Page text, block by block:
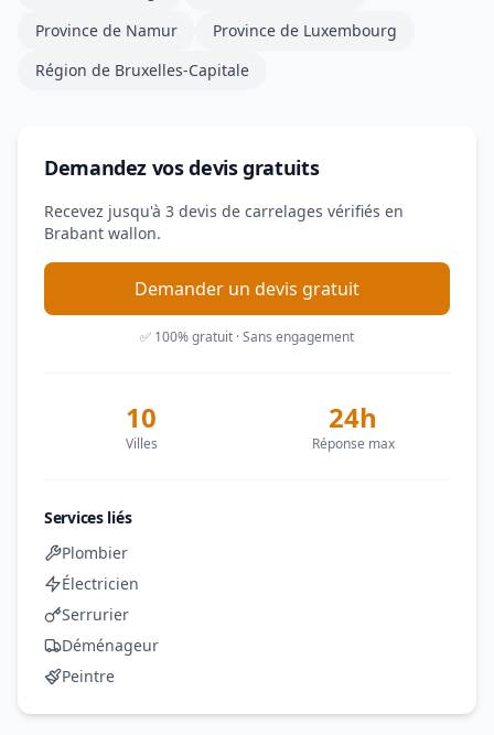
Province de Namur
Province de Luxembourg
Région de Bruxelles-Capitale
Demandez vos devis gratuits
Recevez jusqu'à 3 devis de carrelages vérifiés en
Brabant wallon.
Demander un devis gratuit
✅ 100% gratuit · Sans engagement
10
Villes
24h
Réponse max
Services liés
Plombier
Électricien
Serrurier
Déménageur
Peintre